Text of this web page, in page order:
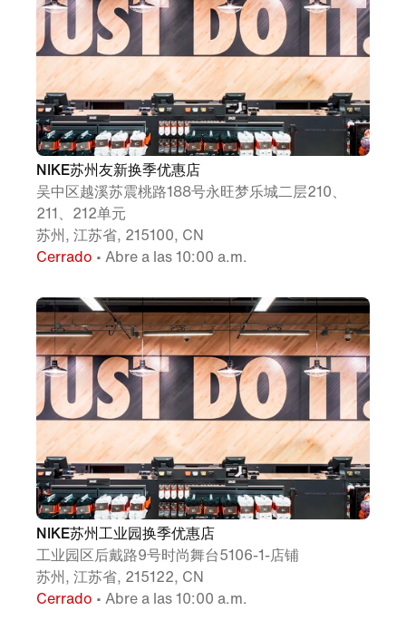
NIKE苏州友新换季优惠店
吴中区越溪苏震桃路188号永旺梦乐城二层210、
211、212单元
苏州, 江苏省, 215100, CN
Cerrado • Abre a las 10:00 a.m.
NIKE苏州工业园换季优惠店
工业园区后戴路9号时尚舞台5106-1-店铺
苏州, 江苏省, 215122, CN
Cerrado • Abre a las 10:00 a.m.